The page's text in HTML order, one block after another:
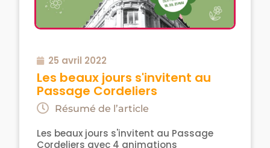
25 avril 2022
Les beaux jours s'invitent au
Passage Cordeliers
Résumé de l’article
Les beaux jours s'invitent au Passage
Cordeliers avec 4 animations